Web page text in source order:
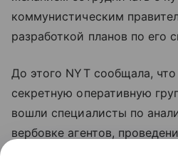
коммунистическим
разработкой планов по его
До этого NYT сообщала,
секретную оперативную
вошли специалисты по
вербовке агентов,